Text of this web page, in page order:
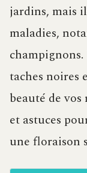
jardins, mais
maladies,
taches noires
beauté de
et astuces
une floraison